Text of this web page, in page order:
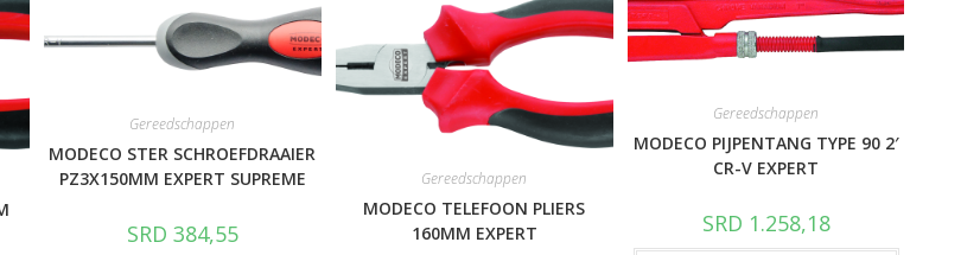
Gereedschappen
MODECO STER SCHROEFDRAAIER
PZ3X150MM EXPERT SUPREME
SRD 384,55
Gereedschappen
MODECO TELEFOON PLIERS
160MM EXPERT
Gereedschappen
MODECO PIJPENTANG TYPE 90 2′
CR-V EXPERT
SRD 1.258,18